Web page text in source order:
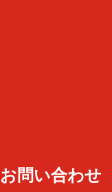
お問い合わせ